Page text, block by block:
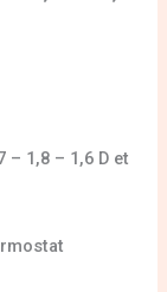
– 1,8 – 1,6 D et